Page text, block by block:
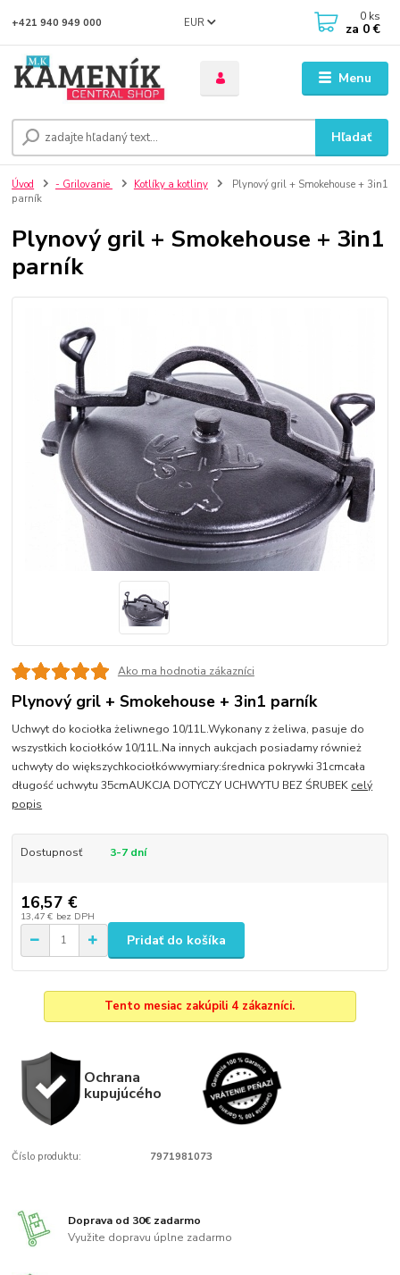
Menu
EUR
Hľadať
+421 940 949 000 0 ks
za 0 €
Úvod - Grilovanie Kotlíky a kotliny
Plynový gril + Smokehouse + 3in1
parník
Plynový gril + Smokehouse + 3in1
parník
Ako ma hodnotia zákazníci
Plynový gril + Smokehouse + 3in1 parník
Uchwyt do kociołka żeliwnego 10/11L.Wykonany z żeliwa, pasuje do
wszystkich kociołków 10/11L.Na innych aukcjach posiadamy również
uchwyty do większychkociołkówwymiary:średnica pokrywki 31cmcała
długość uchwytu 35cmAUKCJA DOTYCZY UCHWYTU BEZ ŚRUBEK celý
popis
Dostupnosť 3-7 dní
16,57 €
13,47 € bez DPH
Pridať do košíka
Tento mesiac zakúpili 4 zákazníci.
Ochrana
kupujúcého
Číslo produktu: 7971981073
Doprava od 30€ zadarmo
Využite dopravu úplne zadarmo